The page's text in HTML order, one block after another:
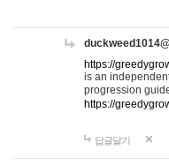
https://
is an
progression
https://
답글달기